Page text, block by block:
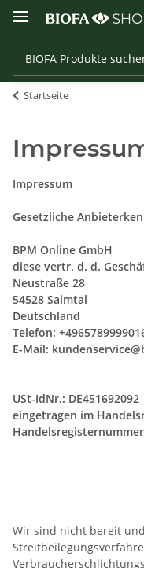
Startseite
Impressum
Gesetzliche
BPM Online GmbH
diese vertr. d. d.
Neustraße 28
54528 Salmtal
Deutschland
Telefon:
E-Mail:
USt-IdNr.: DE451692092
eingetragen im
Handelsregisternummer
Wir sind nicht bereit